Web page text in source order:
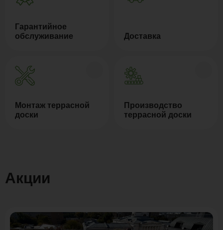
Гарантийное
обслуживание
Доставка
Монтаж террасной
доски
Производство
террасной доски
Акции